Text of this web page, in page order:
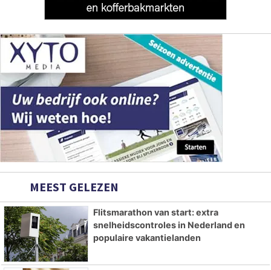
MEEST GELEZEN
Flitsmarathon van start: extra
snelheidscontroles in Nederland en
populaire vakantielanden